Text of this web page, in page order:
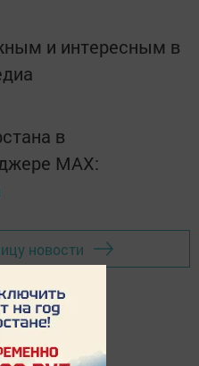
и интересным в
в
MАХ:
новости